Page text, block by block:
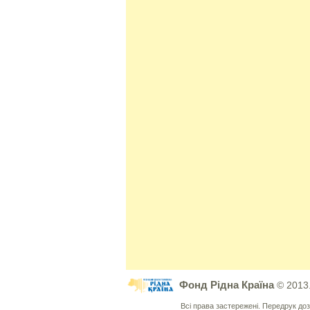
Фонд Рідна Країна©
Всі права застережені. Передрук